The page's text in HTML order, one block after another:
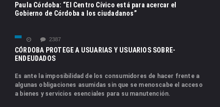
Paula Córdoba: “El Centro Cívico está para acercar el
Gobierno de Córdoba a los ciudadanos”
2387
CÓRDOBA PROTEGE A USUARIAS Y USUARIOS SOBRE-
ENDEUDADOS
Es ante la imposibilidad de los consumidores de hacer frente a
algunas obligaciones asumidas sin que se menoscabe el acceso
a bienes y servicios esenciales para su manutención.